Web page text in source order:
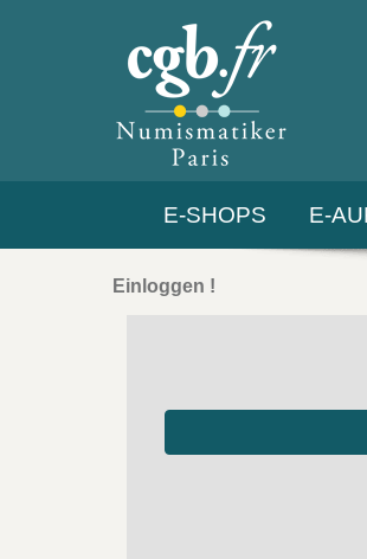
E-SHOPS E-
Einloggen !